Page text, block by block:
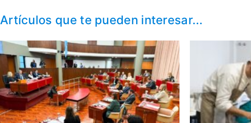
Artículos que te pueden interesar...